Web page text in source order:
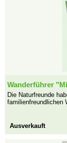
Wanderführer
Die Naturfreunde
familienfreundlichen
Ausverkauft